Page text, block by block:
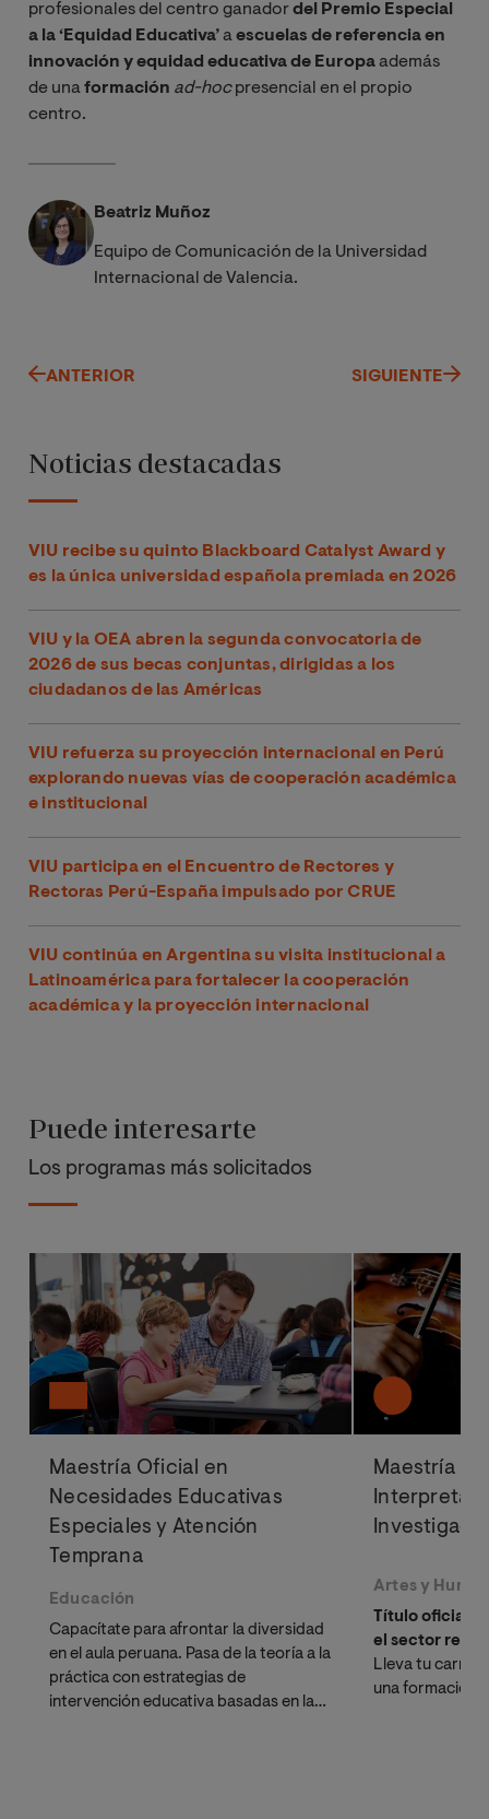
profesionales del centro ganadordel Premio Especial
a la ‘Equidad Educativa’aescuelas de referencia en
innovación y equidad educativa de Europaademás
de unaformación ad-hocpresencial en el propio
centro.
Beatriz Muñoz
Equipo de Comunicación de la Universidad
Internacional de Valencia.
ANTERIOR SIGUIENTE
Noticias destacadas
VIU recibe su quinto Blackboard Catalyst Award y
es la única universidad española premiada en 2026
VIU y la OEA abren la segunda convocatoria de
2026 de sus becas conjuntas, dirigidas a los
ciudadanos de las Américas
VIU refuerza su proyección internacional en Perú
explorando nuevas vías de cooperación académica
e institucional
VIU participa en el Encuentro de Rectores y
Rectoras Perú-España impulsado por CRUE
VIU continúa en Argentina su visita institucional a
Latinoamérica para fortalecer la cooperación
académica y la proyección internacional
Puede interesarte
Los programas más solicitados
Maestría Oficial en
Necesidades Educativas
Especiales y Atención
Temprana
Educación
Capacítate para afrontar la diversidad
en el aula peruana. Pasa de la teoría a la
práctica con estrategias de
intervención educativa basadas en la
Maestría
Artes y
Título oficial
el sector
Lleva tu
una formación